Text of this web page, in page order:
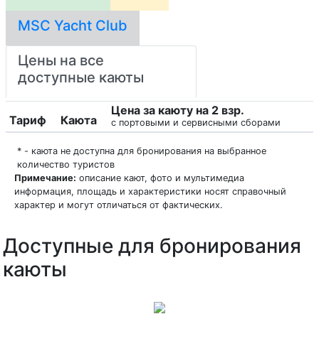
MSC Yacht Club
Цены на все
доступные каюты
Тариф Каюта
Цена за каюту на 2 взр.
с портовыми и сервисными сборами
* - каюта не доступна для бронирования на выбранное
количество туристов
Примечание: описание кают, фото и мультимедиа
информация, площадь и характеристики носят справочный
характер и могут отличаться от фактических.
Доступные для бронирования
каюты